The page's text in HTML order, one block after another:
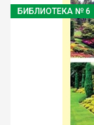
БИБЛИОТЕКА № 6